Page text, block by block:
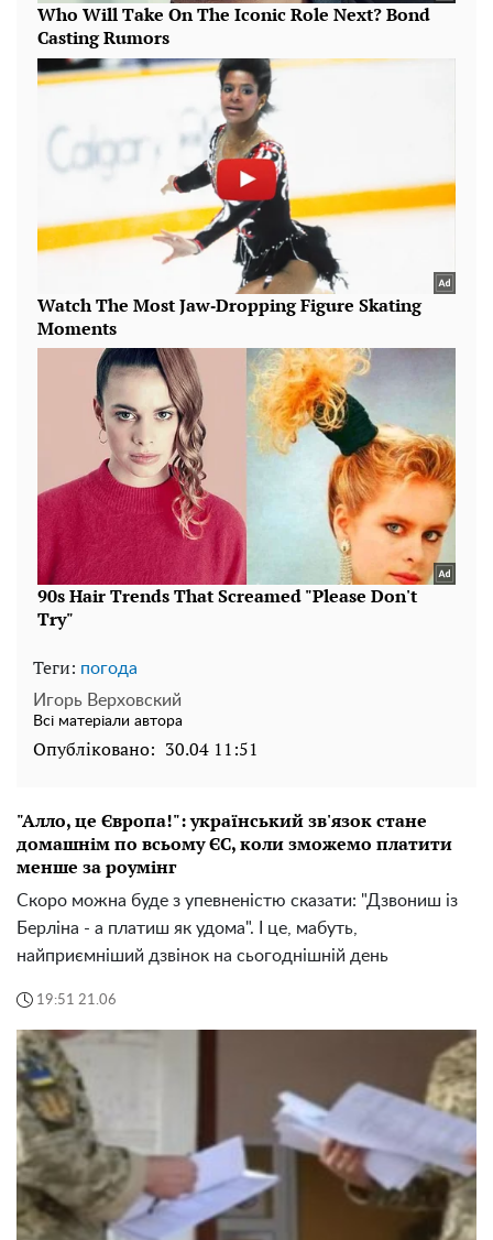
Теги: погода
Игорь Верховский
Всі матеріали автора
Опубліковано: 30.04 11:51
"Алло, це Європа!": український зв'язок стане
домашнім по всьому ЄС, коли зможемо платити
менше за роумінг
Скоро можна буде з упевненістю сказати: "Дзвониш із
Берліна - а платиш як удома". І це, мабуть,
найприємніший дзвінок на сьогоднішній день
19:51 21.06